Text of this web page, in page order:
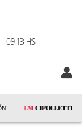
09:13 HS